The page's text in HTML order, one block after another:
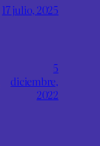
17 julio, 2025
5
diciembre,
2022